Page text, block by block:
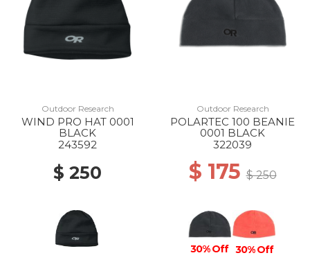
Outdoor Research
WIND PRO HAT 0001
BLACK
243592
$ 250
Outdoor Research
POLARTEC 100 BEANIE
0001 BLACK
322039
$ 175$ 250
30% Off 30% Off